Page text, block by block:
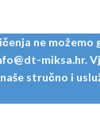
ne
miksa.hr.
stručno i